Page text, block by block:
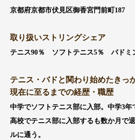
京都府京都市伏見区御香宮門前町187
取り扱いストリングシェア
テニス90％ ソフトテニス5％ バドミ
テニス・バドと関わり始めたきっ
現在に至るまでの経歴・職歴
中学でソフトテニス部に入部。中学3年
高校でテニス部に入部するも数か月で
ルに通う。